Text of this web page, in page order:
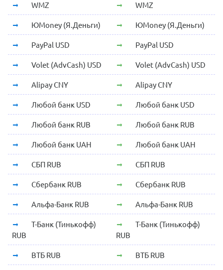
WMZ WMZ
ЮMoney (Я.Деньги) ЮMoney (Я.Деньги)
PayPal USD PayPal USD
Volet (AdvCash) USD Volet (AdvCash) USD
Alipay CNY Alipay CNY
Любой банк USD Любой банк USD
Любой банк RUB Любой банк RUB
Любой банк UAH Любой банк UAH
СБП RUB СБП RUB
Сбербанк RUB Сбербанк RUB
Альфа-Банк RUB Альфа-Банк RUB
Т-Банк (Тинькофф)
RUB
Т-Банк (Тинькофф)
RUB
ВТБ RUB ВТБ RUB